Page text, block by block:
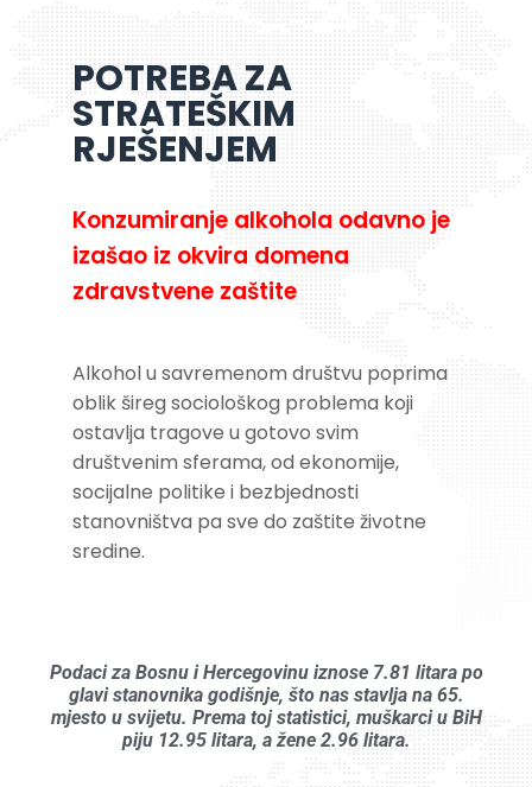
POTREBA ZA
STRATEŠKIM
RJEŠENJEM
Konzumiranje alkohola odavno je
izašao iz okvira domena
zdravstvene zaštite
Alkohol u savremenom društvu poprima
oblik šireg sociološkog problema koji
ostavlja tragove u gotovo svim
društvenim sferama, od ekonomije,
socijalne politike i bezbjednosti
stanovništva pa sve do zaštite životne
sredine.
Podaci za Bosnu i Hercegovinu iznose 7.81 litara po
glavi stanovnika godišnje, što nas stavlja na 65.
mjesto u svijetu. Prema toj statistici, muškarci u BiH
piju 12.95 litara, a žene 2.96 litara.